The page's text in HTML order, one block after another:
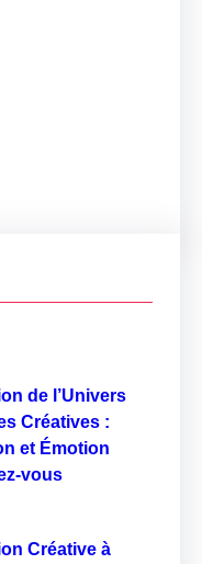
de l’Univers
Créatives :
et Émotion
vous
Créative à